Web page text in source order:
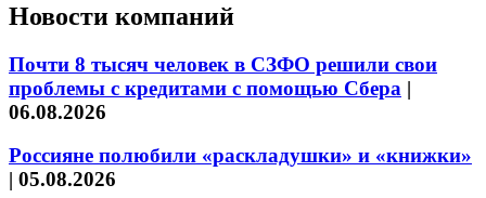
Новости компаний
Почти 8 тысяч человек в СЗФО решили свои
проблемы с кредитами с помощью Сбера |
06.08.2026
Россияне полюбили «раскладушки» и «книжки»
| 05.08.2026